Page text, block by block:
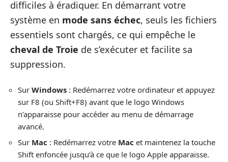
difficiles à éradiquer. En démarrant votre
système en mode sans échec, seuls les fichiers
essentiels sont chargés, ce qui empêche le
cheval de Troie de s’exécuter et facilite sa
suppression.
Sur Windows : Redémarrez votre ordinateur et appuyez
sur F8 (ou Shift+F8) avant que le logo Windows
n’apparaisse pour accéder au menu de démarrage
avancé.
Sur Mac : Redémarrez votre Mac et maintenez la touche
Shift enfoncée jusqu’à ce que le logo Apple apparaisse.